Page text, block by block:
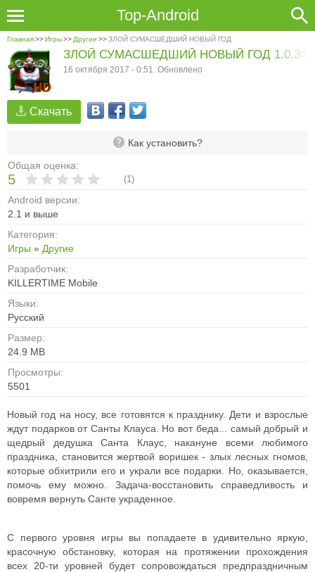
Top-Android
Главная>>Игры>> Другие >>ЗЛОЙ СУМАСШЕДШИЙ НОВЫЙ ГОД
Скачать
Как установить?
Общая оценка:
5 (1)
Android версии:
2.1 и выше
Категория:
Игры » Другие
Разработчик:
KILLERTIME Mobile
Языки:
Русский
Размер:
24.9 MB
Просмотры:
5501
ЗЛОЙ СУМАСШЕДШИЙ НОВЫЙ ГОД 1.0.34
16 октября 2017 - 0:51. Обновлено
Новый год на носу, все готовятся к празднику. Дети и взрослые
ждут подарков от Санты Клауса. Но вот беда... самый добрый и
щедрый дедушка Санта Клаус, накануне всеми любимого
праздника, становится жертвой воришек - злых лесных гномов,
которые обхитрили его и украли все подарки. Но, оказывается,
помочь ему можно. Задача-восстановить справедливость и
вовремя вернуть Санте украденное.
С первого уровня игры вы попадаете в удивительно яркую,
красочную обстановку, которая на протяжении прохождения
всех 20-ти уровней будет сопровождаться предпраздничным